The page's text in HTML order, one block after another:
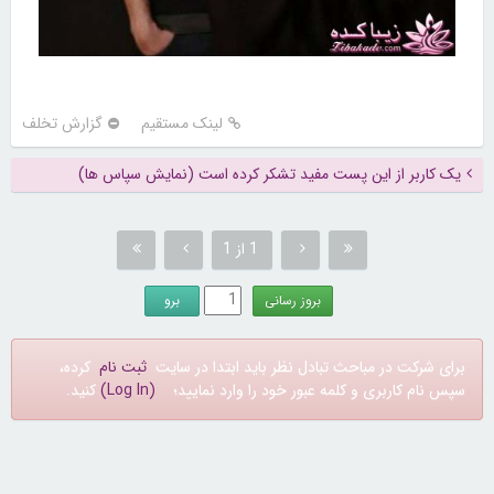
لینک مستقیم گزارش تخلف
یک کاربر از این پست مفید تشکر کرده است (نمایش سپاس ها)
1 از 1
برای شرکت در مباحث تبادل نظر باید ابتدا در سایت ثبت نام کرده،
سپس نام کاربری و کلمه عبور خود را وارد نمایید؛ (Log In) کنید.